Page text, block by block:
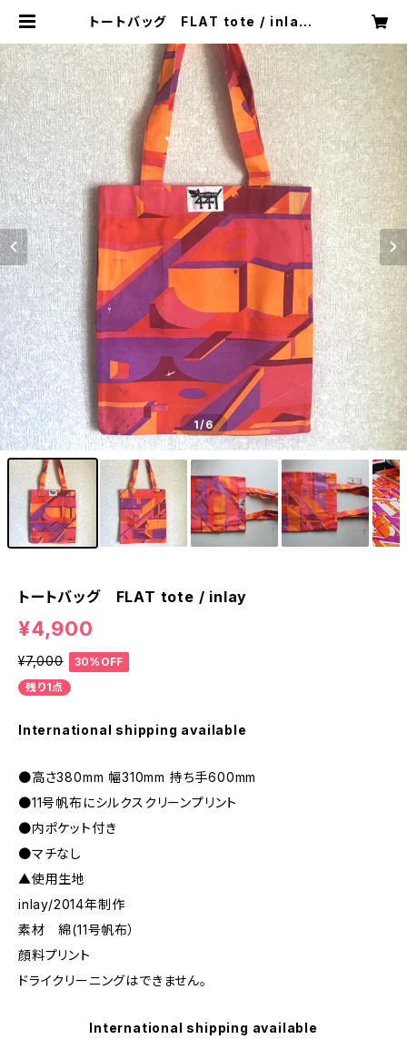
トートバッグ FLAT tote / inlay |
1/6
トートバッグ FLAT tote / inlay
¥4,900
¥7,000
30%OFF
残り1点
International shipping available
●高さ380mm 幅310mm 持ち手600mm
●11号帆布にシルクスクリーンプリント
●内ポケット付き
●マチなし
▲使用生地
inlay/2014年制作
素材 綿(11号帆布）
顔料プリント
ドライクリーニングはできません。
International shipping available